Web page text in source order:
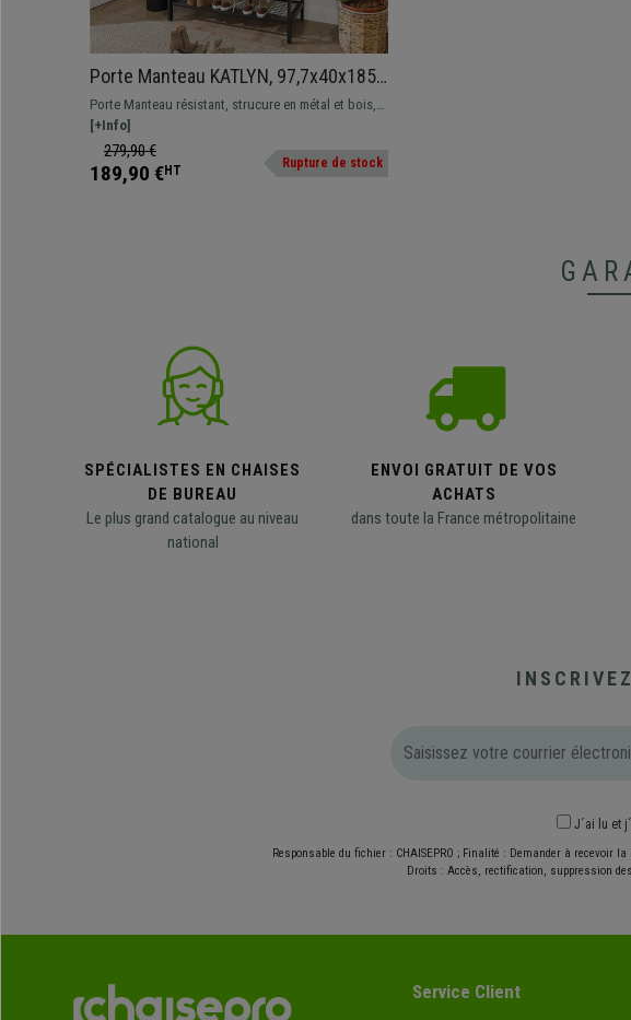
Porte Manteau KATLYN, 97,7x40x185
cm, avec Étagères et Crochets, en
Métal et Bois
Porte Manteau résistant, strucure en métal et bois,
crochets et étagères intégrées
[+Info]
279,90 €
189,90 €HT Rupture de stock
SPÉCIALISTES EN CHAISES
DE BUREAU
Le plus grand catalogue au niveau
national
ENVOI GRATUIT DE VOS
ACHATS
dans toute la France métropolitaine
J´ai lu et
Responsable du fichier : CHAISEPRO ; Finalité : Demander à
Droits : Accès, rectification, suppression
Service Client